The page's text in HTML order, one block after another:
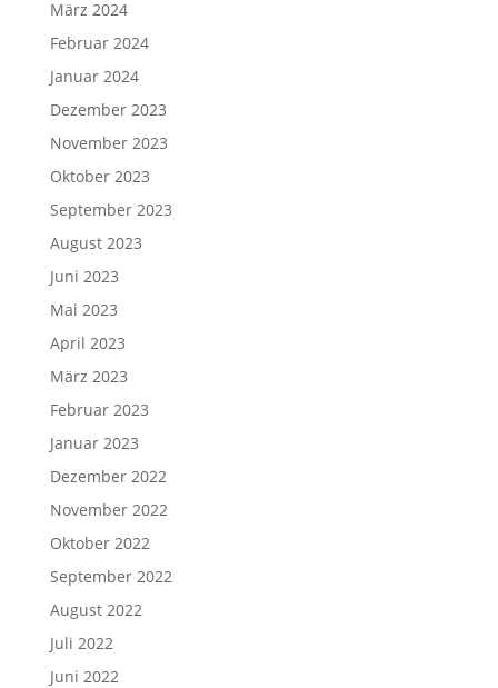
März 2024
Februar 2024
Januar 2024
Dezember 2023
November 2023
Oktober 2023
September 2023
August 2023
Juni 2023
Mai 2023
April 2023
März 2023
Februar 2023
Januar 2023
Dezember 2022
November 2022
Oktober 2022
September 2022
August 2022
Juli 2022
Juni 2022